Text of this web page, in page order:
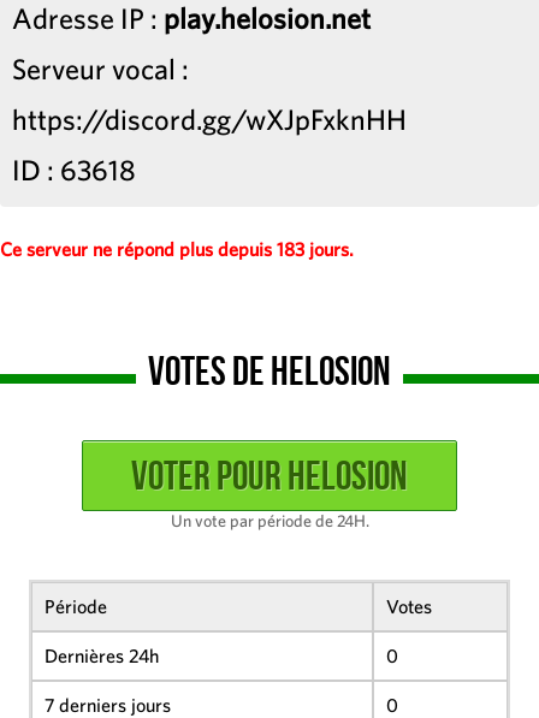
Adresse IP : play.helosion.net
Serveur vocal :
https://discord.gg/wXJpFxknHH
ID : 63618
Ce serveur ne répond plus depuis 183 jours.
Votes de Helosion
Un vote par période de 24H.
Période Votes
Dernières 24h 0
7 derniers jours 0